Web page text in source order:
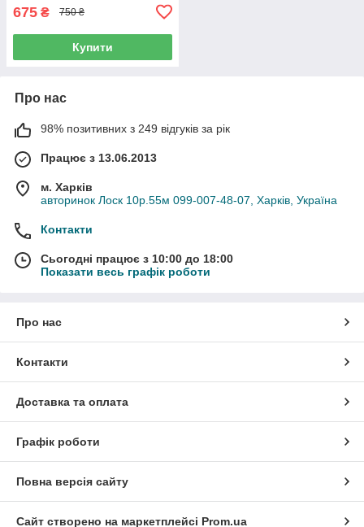
675 ₴ 750 ₴
Купити
Про нас
98% позитивних з 249 відгуків за рік
Працює з 13.06.2013
м. Харків
авторинок Лоск 10р.55м 099-007-48-07, Харків, Україна
Контакти
Сьогодні працює з 10:00 до 18:00
Показати весь графік роботи
Про нас
Контакти
Доставка та оплата
Графік роботи
Повна версія сайту
Сайт створено на маркетплейсі Prom.ua